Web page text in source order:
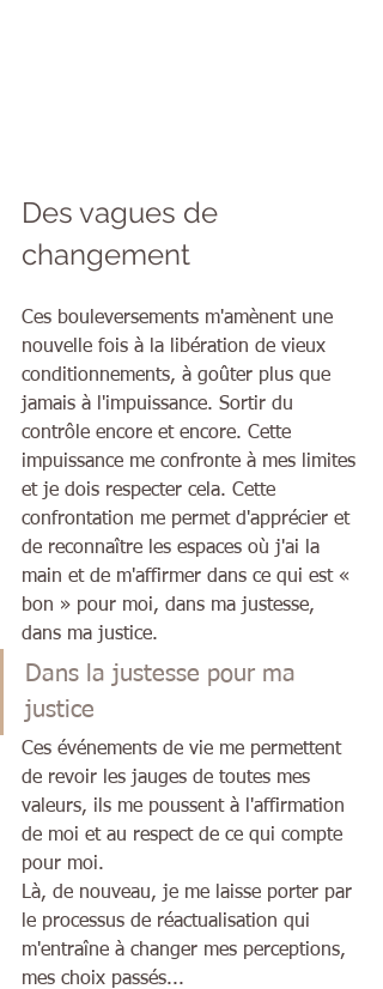
Des vagues de
changement
Ces bouleversements m'amènent une
nouvelle fois à la libération de vieux
conditionnements, à goûter plus que
jamais à l'impuissance. Sortir du
contrôle encore et encore. Cette
impuissance me confronte à mes limites
et je dois respecter cela. Cette
confrontation me permet d'apprécier et
de reconnaître les espaces où j'ai la
main et de m'affirmer dans ce qui est «
bon » pour moi, dans ma justesse,
dans ma justice.
Dans la justesse pour ma
justice
Ces événements de vie me permettent
de revoir les jauges de toutes mes
valeurs, ils me poussent à l'affirmation
de moi et au respect de ce qui compte
pour moi.
Là, de nouveau, je me laisse porter par
le processus de réactualisation qui
m'entraîne à changer mes perceptions,
mes choix passés...